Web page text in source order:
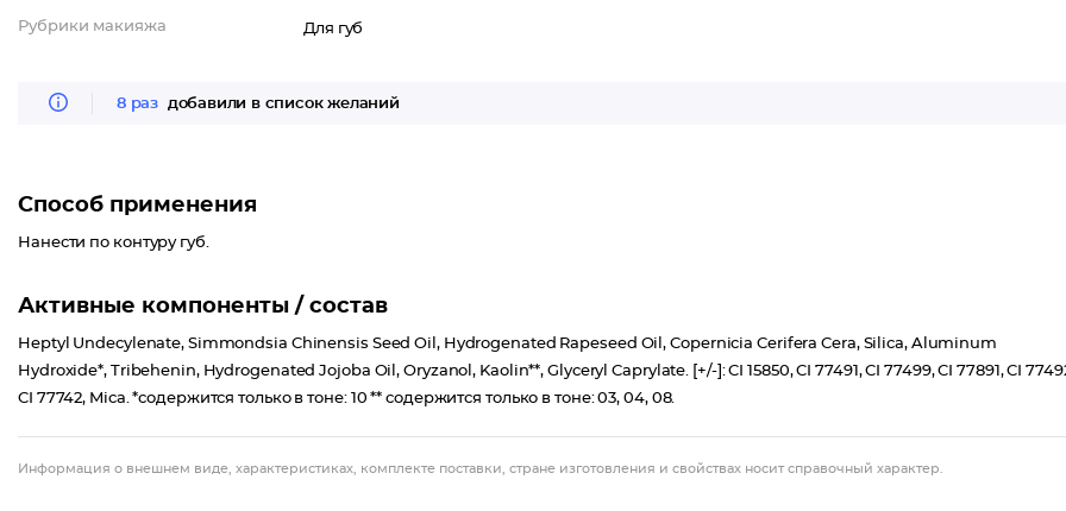
Рубрики макияжа Для губ
8 раз добавили в список желаний
Способ применения
Нанести по контуру губ.
Активные компоненты / состав
Heptyl Undecylenate, Simmondsia Chinensis Seed Oil, Hydrogenated Rapeseed Oil, Copernicia Cerifera Cera, Silica, Aluminum
Hydroxide*, Tribehenin, Hydrogenated Jojoba Oil, Oryzanol, Kaolin**, Glyceryl Caprylate. [+/-]: CI 15850, CI 77491, CI 77499, CI 77891, CI
CI 77742, Mica. *содержится только в тоне: 10 ** содержится только в тоне: 03, 04, 08.
Информация о внешнем виде, характеристиках, комплекте поставки, стране изготовления и свойствах носит справочный характер.